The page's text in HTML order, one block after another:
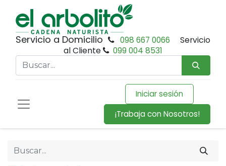
Servicio a Domicilio 098 667 0066
Servicio
al Cliente
099 004 8531
Iniciar sesión
¡Trabaja con Nosotros!